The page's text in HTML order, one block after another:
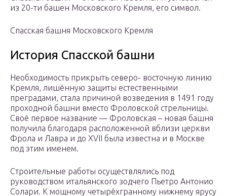
из 20-ти башен Московского Кремля, его символ.
Спасская башня Московского Кремля
История Спасской башни
Необходимость прикрыть северо- восточную линию
Кремля, лишённую защиты естественными
преградами, стала причиной возведения в 1491 году
проходной башни вместо Фроловской стрельницы.
Своё первое название — Фроловская – новая башня
получила благодаря расположенной вблизи церкви
Фрола и Лавра и до XVII была известна и в Москве
под этим именем.
Строительные работы осуществлялись под
руководством итальянского зодчего Пьетро Антонио
Солари. К мощному четырёхгранному нижнему ярусу